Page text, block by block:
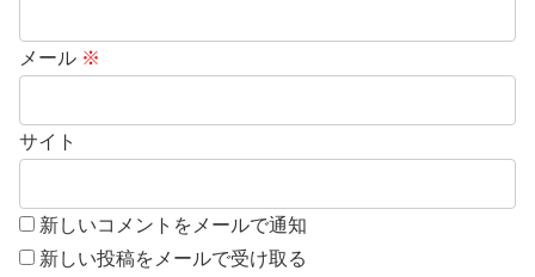
メール ※
サイト
新しいコメントをメールで通知
新しい投稿をメールで受け取る